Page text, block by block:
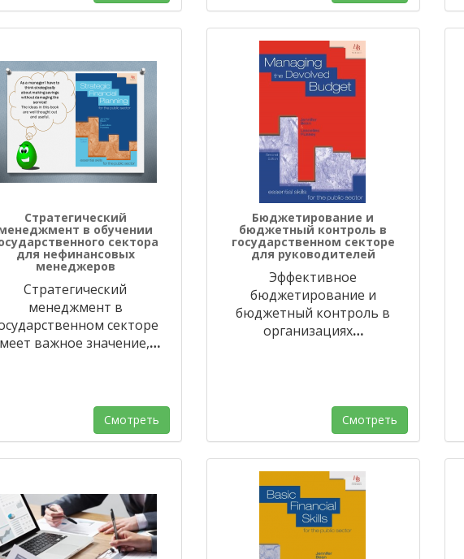
Стратегический
в обучении
сектора
для нефинансовых
менеджеров
Стратегический
менеджмент в
секторе
важное значение,…
Смотреть
Бюджетирование и
бюджетный контроль в
государственном секторе
для руководителей
Эффективное
бюджетирование и
бюджетный контроль в
организациях…
Смотреть